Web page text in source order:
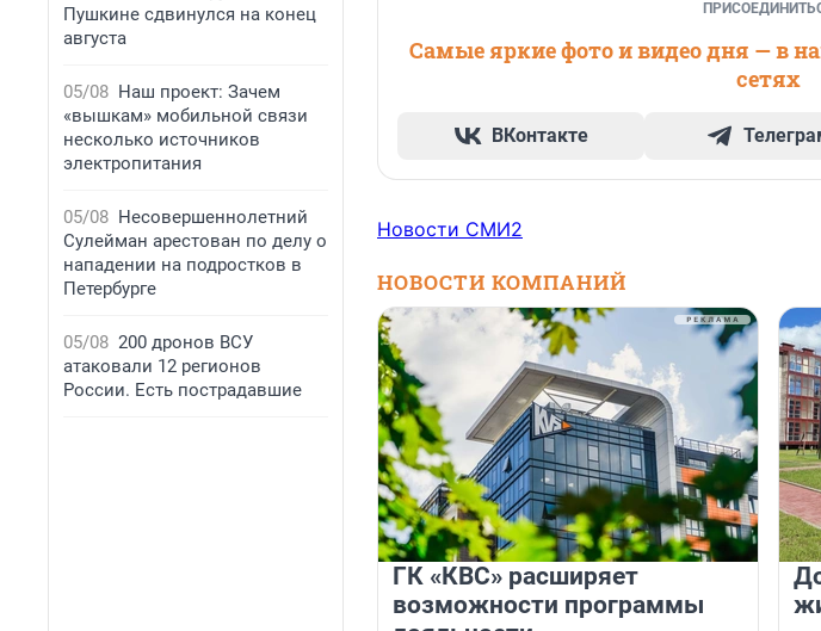
Пушкине сдвинулся на конец
августа
05/08 Наш проект: Зачем
«вышкам» мобильной связи
несколько источников
электропитания
05/08 Несовершеннолетний
Сулейман арестован по делу о
нападении на подростков в
Петербурге
05/08 200 дронов ВСУ
атаковали 12 регионов
России. Есть пострадавшие
Самые яркие фото и видео дня — в
сетях
ВКонтакте
Новости СМИ2
НОВОСТИ КОМПАНИЙ
ГК «КВС» расширяет
возможности программы